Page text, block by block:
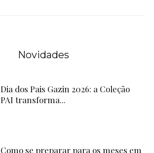
Novidades
Dia dos Pais Gazin 2026: a Coleção
PAI transforma...
Como se preparar para os meses em